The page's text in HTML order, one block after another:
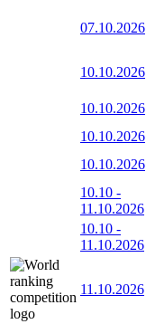
07.10.2026
10.10.2026
10.10.2026
10.10.2026
10.10.2026
10.10 -
11.10.2026
10.10 -
11.10.2026
11.10.2026